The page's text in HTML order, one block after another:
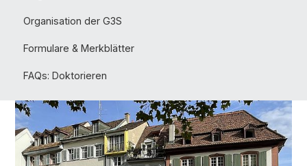
Organisation der G3S
Formulare & Merkblätter
FAQs: Doktorieren